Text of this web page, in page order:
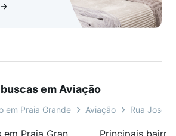
em Aviação
em Praia Grande Aviação Rua José